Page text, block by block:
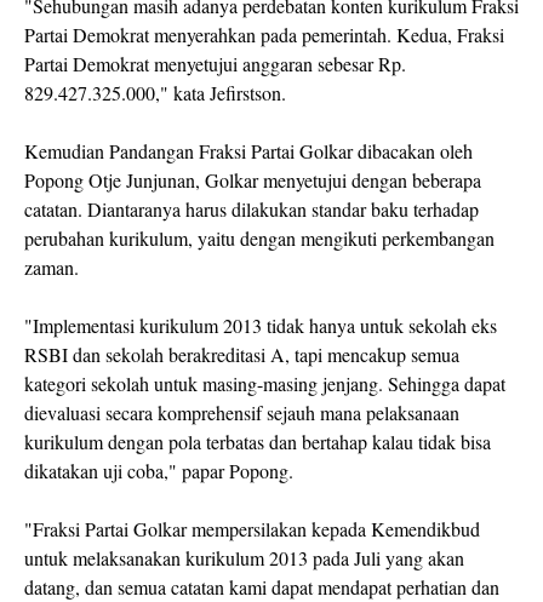
"Sehubungan masih adanya perdebatan konten kurikulum Fraksi
Partai Demokrat menyerahkan pada pemerintah. Kedua, Fraksi
Partai Demokrat menyetujui anggaran sebesar Rp.
829.427.325.000," kata Jefirstson.
Kemudian Pandangan Fraksi Partai Golkar dibacakan oleh
Popong Otje Junjunan, Golkar menyetujui dengan beberapa
catatan. Diantaranya harus dilakukan standar baku terhadap
perubahan kurikulum, yaitu dengan mengikuti perkembangan
zaman.
"Implementasi kurikulum 2013 tidak hanya untuk sekolah eks
RSBI dan sekolah berakreditasi A, tapi mencakup semua
kategori sekolah untuk masing-masing jenjang. Sehingga dapat
dievaluasi secara komprehensif sejauh mana pelaksanaan
kurikulum dengan pola terbatas dan bertahap kalau tidak bisa
dikatakan uji coba," papar Popong.
"Fraksi Partai Golkar mempersilakan kepada Kemendikbud
untuk melaksanakan kurikulum 2013 pada Juli yang akan
datang, dan semua catatan kami dapat mendapat perhatian dan